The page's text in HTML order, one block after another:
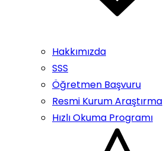
Hakkımızda
SSS
Öğretmen Başvuru
Resmi Kurum Araştırma
Hızlı Okuma Programı